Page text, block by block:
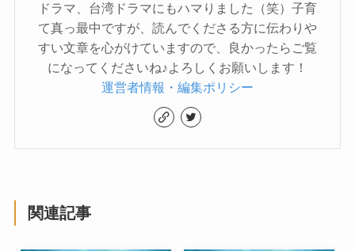
ドラマ、台湾ドラマにもハマりました（笑）子育
て真っ最中ですが、読んでくださる方に伝わりや
すい文章を心がけていますので、良かったらご覧
になってくださいね♪よろしくお願いします！
運営者情報・編集ポリシー
関連記事